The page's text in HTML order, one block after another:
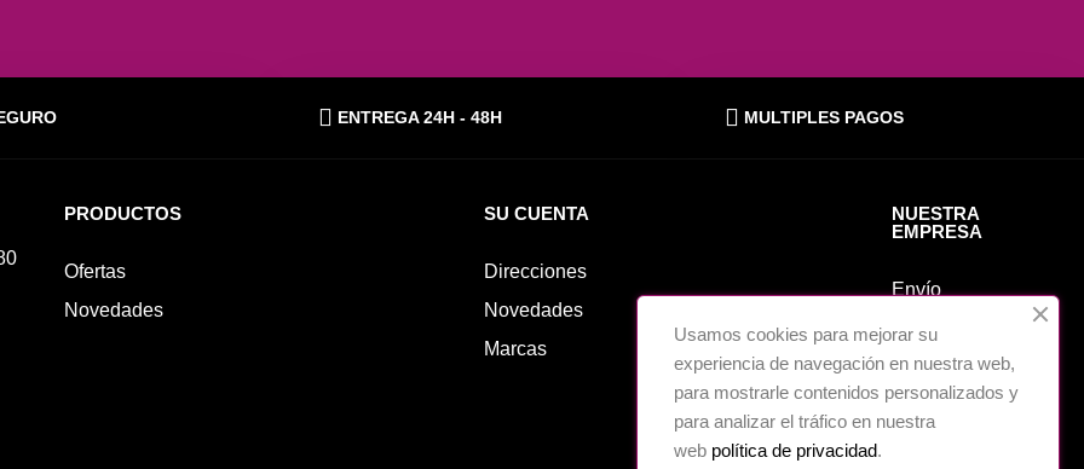
ENTREGA 24H - 48H MULTIPLES PAGOS
PRODUCTOS
Ofertas
Novedades
SU CUENTA
Direcciones
Novedades
Marcas
NUESTRA
EMPRESA
Envío
Aviso legal
Sobre nosotros
Cookies
Usamos cookies para mejorar su
experiencia de navegación en nuestra web,
para mostrarle contenidos personalizados y
para analizar el tráfico en nuestra
web política de privacidad.